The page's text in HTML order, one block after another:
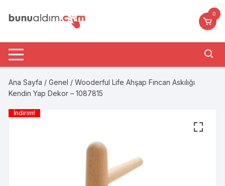
0
Ana Sayfa /Genel / Wooderful Life Ahşap Fincan Askılığı
Kendin Yap Dekor – 1087815
İndirim!